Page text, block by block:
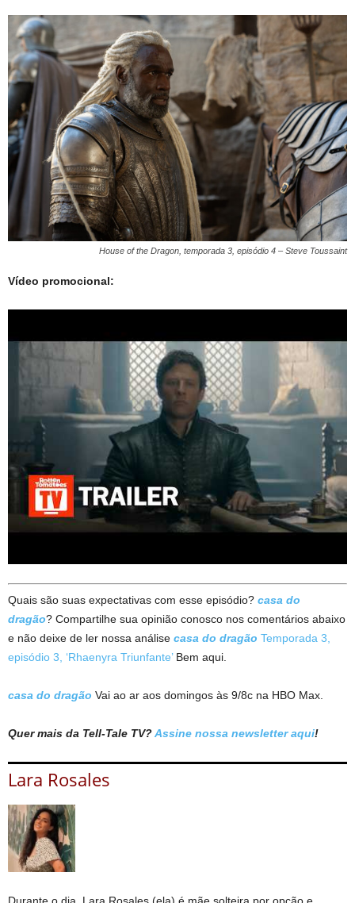
House of the Dragon, temporada 3, episódio 4 – Steve Toussaint
Vídeo promocional:
Quais são suas expectativas com esse episódio? casa do
dragão? Compartilhe sua opinião conosco nos comentários abaixo
e não deixe de ler nossa análise casa do dragão Temporada 3,
episódio 3, ‘Rhaenyra Triunfante’Bem aqui.
casa do dragão Vai ao ar aos domingos às 9/8c na HBO Max.
Quer mais da Tell-Tale TV?Assine nossa newsletter aqui!
Lara Rosales